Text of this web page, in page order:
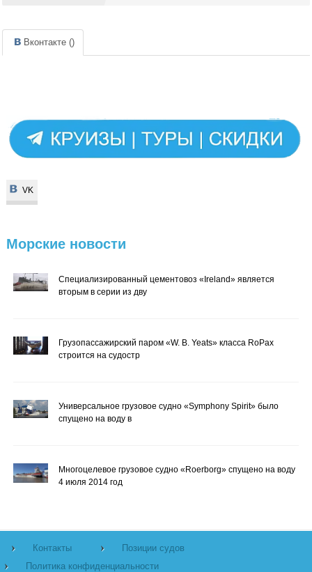
Вконтакте ()
VK
VK
Морские новости
Специализированный цементовоз «Ireland» является
вторым в серии из дву
Грузопассажирский паром «W. B. Yeats» класса RoPax
строится на судостр
Универсальное грузовое судно «Symphony Spirit» было
спущено на воду в
Многоцелевое грузовое судно «Roerborg» спущено на воду
4 июля 2014 год
Контакты
Позиции судов
Политика конфиденциальности